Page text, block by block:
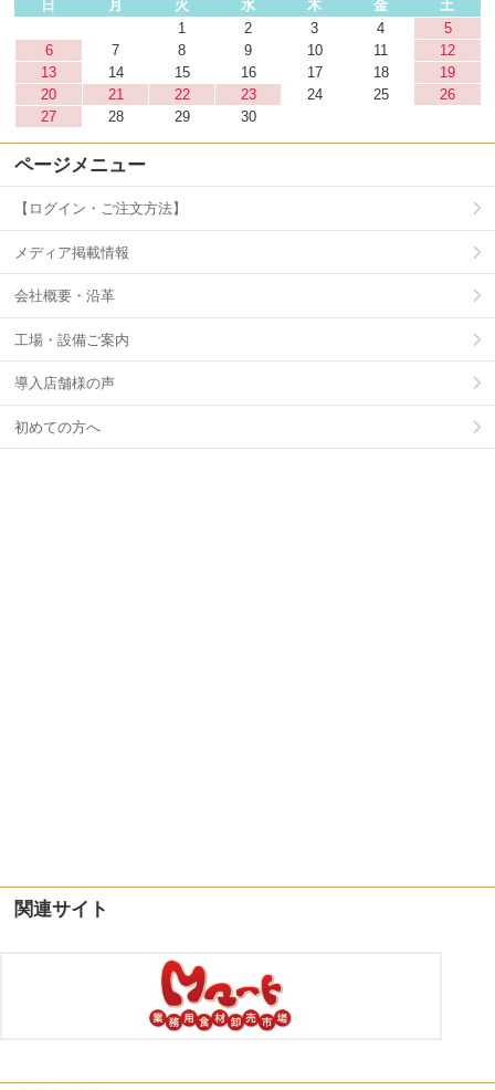
日 月 火 水 木 金
土
1
2 3 4
5
6
7 8 9 10 11
12
13
14 15 16 17 18
19
20
21 22 23 24 25
26
27
28 29 30
ページメニュー
【ログイン・ご注文方法】
メディア掲載情報
会社概要・沿革
工場・設備ご案内
導入店舗様の声
初めての方へ
関連サイト